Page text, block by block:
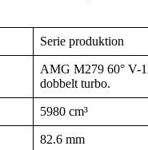
Serie produktion
AMG M279 60° V-
dobbelt turbo.
5980 cm³
82.6 mm